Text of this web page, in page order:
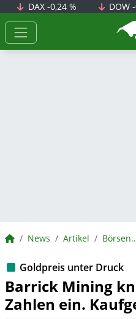
DAX -0,24 % DOW
BörsenNEWS.de
News Artikel
Goldpreis unter Druck
Barrick Mining
Zahlen ein.